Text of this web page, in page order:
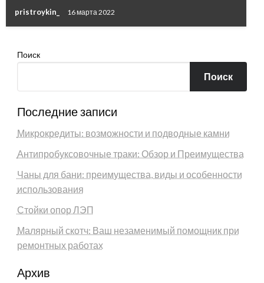
pristroykin_ 16 марта 2022
Поиск
Поиск
Последние записи
Микрокредиты: возможности и подводные камни
Антипробуксовочные траки: Обзор и Преимущества
Чаны для бани: преимущества, виды и особенности
использования
Стойки опор ЛЭП
Малярный скотч: Ваш незаменимый помощник при
ремонтных работах
Архив